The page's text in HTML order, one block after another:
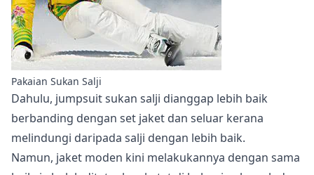
Pakaian Sukan Salji
Dahulu, jumpsuit sukan salji dianggap lebih baik
berbanding dengan set jaket dan seluar kerana
melindungi daripada salji dengan lebih baik.
Namun, jaket moden kini melakukannya dengan sama